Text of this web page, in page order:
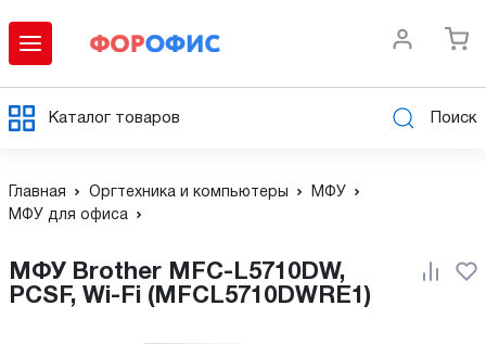
Каталог товаров Поиск
Главная Оргтехника и компьютеры
МФУ
МФУ для офиса
МФУ Brother MFC-L5710DW,
PCSF, Wi-Fi (MFCL5710DWRE1)